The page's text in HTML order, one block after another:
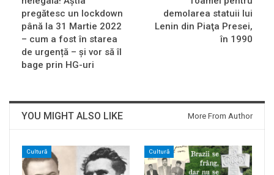
pregătesc un lockdown
până la 31 Martie 2022
– cum a fost în starea
de urgență – și vor să îl
bage prin HG-uri
demolarea statuii lui
Lenin din Piaţa Presei,
în 1990
YOU MIGHT ALSO LIKE More From Author
Cultură Cultură